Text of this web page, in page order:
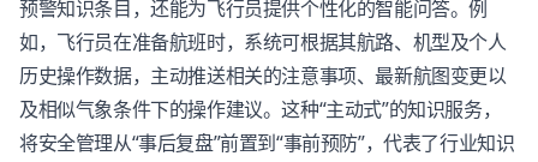
预警知识条目，还能为飞行员提供个性化的智能问答。例
如，飞行员在准备航班时，系统可根据其航路、机型及个人
历史操作数据，主动推送相关的注意事项、最新航图变更以
及相似气象条件下的操作建议。这种“主动式”的知识服务，
将安全管理从“事后复盘”前置到“事前预防”，代表了行业知识